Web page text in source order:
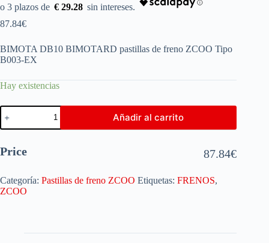
€ 29.28
87.84€
BIMOTA DB10 BIMOTARD pastillas de freno ZCOO Tipo
B003-EX
Hay existencias
Añadir al carrito
Price 87.84€
Categoría: Pastillas de freno ZCOO Etiquetas: FRENOS,
ZCOO